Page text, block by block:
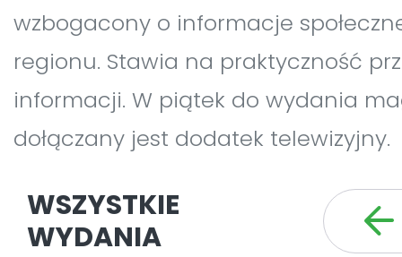
wzbogacony o informacje
regionu. Stawia na praktyczność
informacji. W piątek do wydania
dołączany jest dodatek telewizyjny.
WSZYSTKIE
WYDANIA